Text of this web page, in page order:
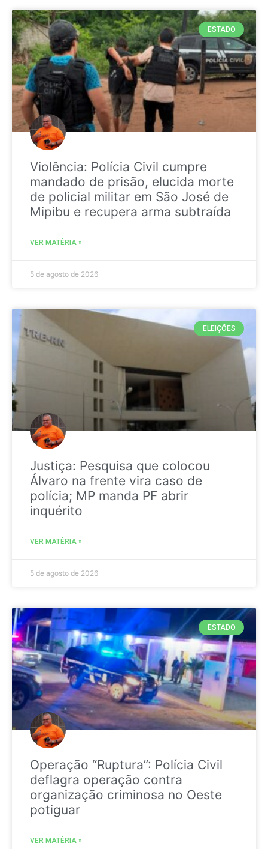
ESTADO
Violência: Polícia Civil cumpre
mandado de prisão, elucida morte
de policial militar em São José de
Mipibu e recupera arma subtraída
VER MATÉRIA »
5 de agosto de 2026
ELEIÇÕES
Justiça: Pesquisa que colocou
Álvaro na frente vira caso de
polícia; MP manda PF abrir
inquérito
VER MATÉRIA »
5 de agosto de 2026
ESTADO
Operação “Ruptura”: Polícia Civil
deflagra operação contra
organização criminosa no Oeste
potiguar
VER MATÉRIA »